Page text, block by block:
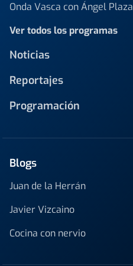
Onda Vasca con Ángel Plaza
Ver todos los programas
Noticias
Reportajes
Programación
Blogs
Juan de la Herrán
Javier Vizcaino
Cocina con nervio